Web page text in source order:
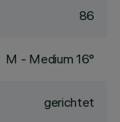
86
M - Medium 16°
gerichtet